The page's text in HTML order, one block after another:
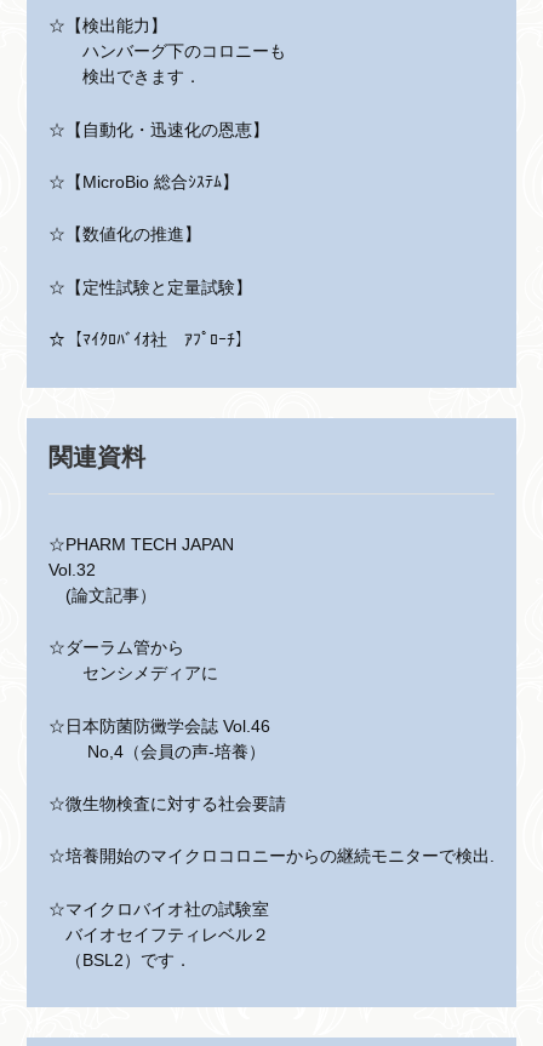
☆【検出能力】
ハンバーグ下のコロニーも
検出できます．
☆【自動化・迅速化の恩恵】
☆【MicroBio 総合ｼｽﾃﾑ】
☆【数値化の推進】
☆【定性試験と定量試験】
☆【ﾏｲｸﾛﾊﾞｲｵ社 ｱﾌﾟﾛｰﾁ】
関連資料
☆PHARM TECH JAPAN
Vol.32
(論文記事）
☆ダーラム管から
センシメディアに
☆日本防菌防黴学会誌 Vol.46
No,4（会員の声-培養）
☆微生物検査に対する社会要請
☆培養開始のマイクロコロニーからの継続モニターで検出.
☆マイクロバイオ社の試験室
バイオセイフティレベル２
（BSL2）です．